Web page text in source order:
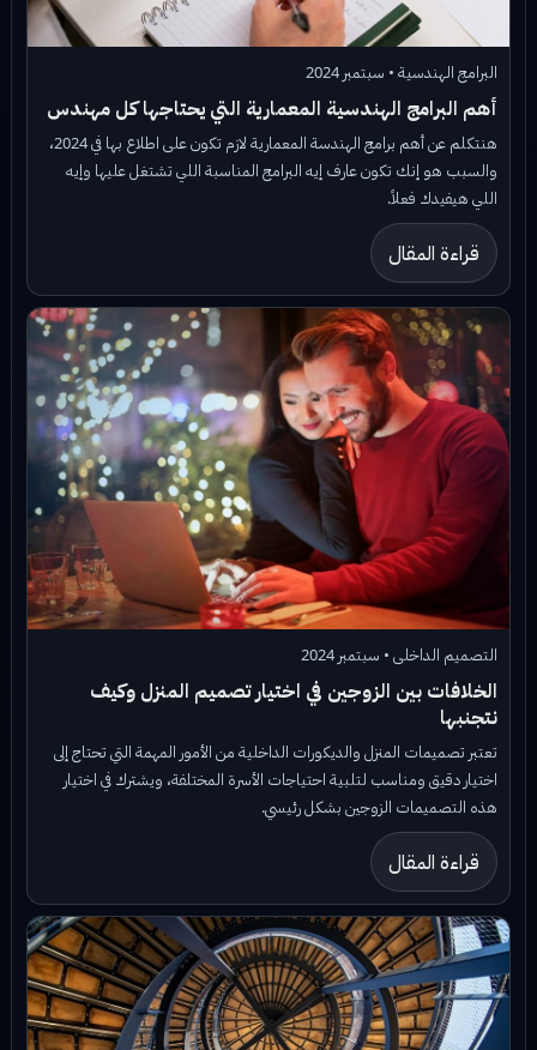
البرامج الهندسية • سبتمبر 2024
أهم البرامج الهندسية المعمارية التي يحتاجها كل مهندس
هنتكلم عن أهم برامج الهندسة المعمارية لازم تكون على اطلاع بها في 2024،
والسبب هو إنك تكون عارف إيه البرامج المناسبة اللي تشتغل عليها وإيه
اللي هيفيدك فعلاً.
قراءة المقال
التصميم الداخلى • سبتمبر 2024
الخلافات بين الزوجين في اختيار تصميم المنزل وكيف
نتجنبها
تعتبر تصميمات المنزل والديكورات الداخلية من الأمور المهمة التي تحتاج إلى
اختيار دقيق ومناسب لتلبية احتياجات الأسرة المختلفة، ويشترك في اختيار
هذه التصميمات الزوجين بشكل رئيسي.
قراءة المقال